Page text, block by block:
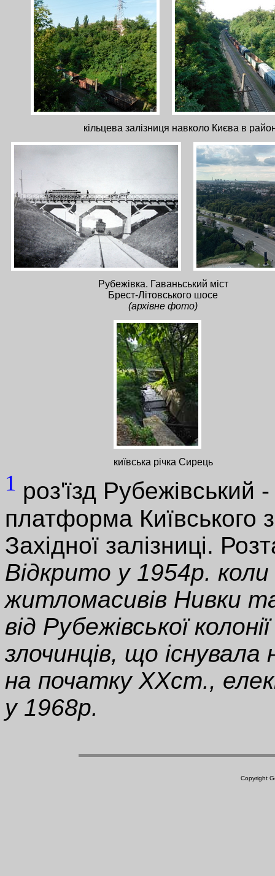
кільцева залізниця навколо Києва в
Рубежівка. Гаваньський міст
Брест-Літовського шосе
(архівне фото)
київська річка Сирець
1 роз'їзд Рубежівський
платформа Київського
Західної залізниці.
Відкрито у 1954р.
житломасивів Нивки
від Рубежівської
злочинців, що
на початку XXст.,
у 1968р.
Copyright